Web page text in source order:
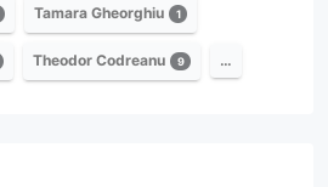
Tamara Gheorghiu 1
Theodor Codreanu 9 …